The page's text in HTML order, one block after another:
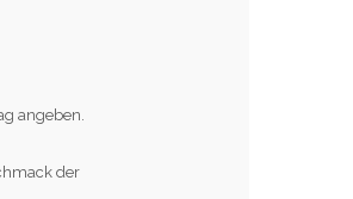
angeben.
der